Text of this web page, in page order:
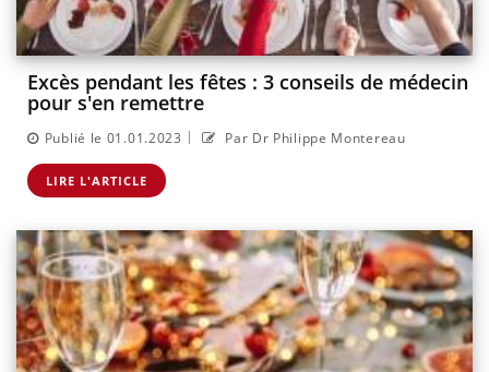
Excès pendant les fêtes : 3 conseils de médecin
pour s'en remettre
Publié le 01.01.2023 | Par Dr Philippe Montereau
LIRE L'ARTICLE